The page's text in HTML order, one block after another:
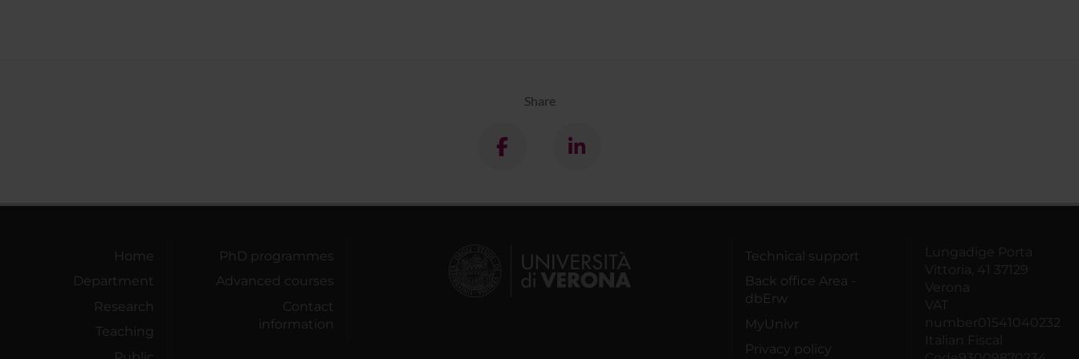
Share
Home
Department
Research
Teaching
PhD programmes
Advanced courses
Contact
information
Technical support
Back office Area -
dbErw
MyUnivr
Privacy policy
Lungadige Porta
Vittoria, 41 37129
Verona
VAT
number01541040232
Italian Fiscal